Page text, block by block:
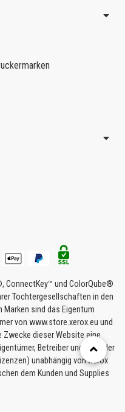
ConnectKey™ und ColorQube®
Tochtergesellschaften in den
Marken sind das Eigentum
von www.store.xerox.eu und
dieser Website eine
Betreiber und Host der
unabhängig von Xerox
dem Kunden und Supplies